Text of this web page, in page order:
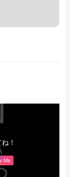
！
Me